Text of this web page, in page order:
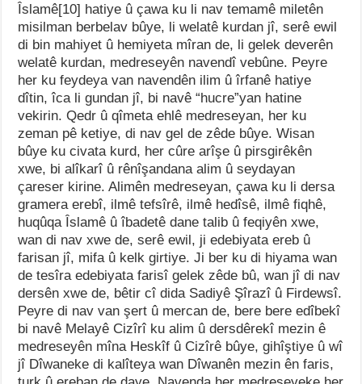
Îslamê[10] hatiye û çawa ku li nav temamê miletên
misilman berbelav bûye, li welatê kurdan jî, serê ewil
di bin mahiyet û hemiyeta mîran de, li gelek deverên
welatê kurdan, medreseyên navendî vebûne. Peyre
her ku feydeya van navendên ilim û îrfanê hatiye
dîtin, îca li gundan jî, bi navê “hucre”yan hatine
vekirin. Qedr û qîmeta ehlê medreseyan, her ku
zeman pê ketiye, di nav gel de zêde bûye. Wisan
bûye ku civata kurd, her cûre arîşe û pirsgirêkên
xwe, bi alîkarî û rênîşandana alim û seydayan
çareser kirine. Alimên medreseyan, çawa ku li dersa
gramera erebî, ilmê tefsîrê, ilmê hedîsê, ilmê fiqhê,
huqûqa Îslamê û îbadetê dane talib û feqiyên xwe,
wan di nav xwe de, serê ewil, ji edebiyata ereb û
farisan jî, mifa û kelk girtiye. Ji ber ku di hiyama wan
de tesîra edebiyata farisî gelek zêde bû, wan jî di nav
dersên xwe de, bêtir cî dida Sadiyê Şîrazî û Firdewsî.
Peyre di nav van şert û mercan de, bere bere edîbekî
bi navê Melayê Cizîrî ku alim û dersdêrekî mezin ê
medreseyên mîna Heskîf û Cizîrê bûye, gihîştiye û wî
jî Dîwaneke di kalîteya wan Dîwanên mezin ên faris,